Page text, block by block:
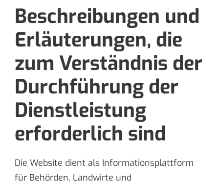
Beschreibungen und
Erläuterungen, die
zum Verständnis der
Durchführung der
Dienstleistung
erforderlich sind
Die Website dient als Informationsplattform
für Behörden, Landwirte und